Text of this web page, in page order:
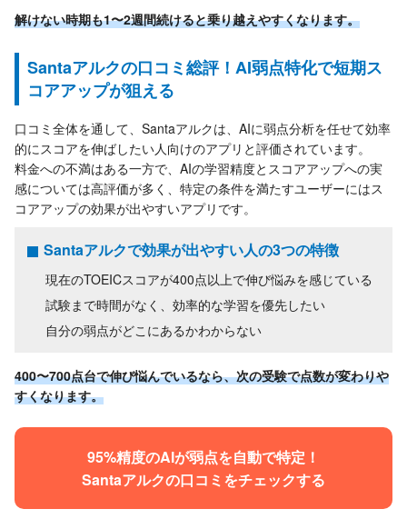
解けない時期も1〜2週間続けると乗り越えやすくなります。
Santaアルクの口コミ総評！AI弱点特化で短期ス
コアアップが狙える
口コミ全体を通して、Santaアルクは、AIに弱点分析を任せて効率
的にスコアを伸ばしたい人向けのアプリと評価されています。
料金への不満はある一方で、AIの学習精度とスコアアップへの実
感については高評価が多く、特定の条件を満たすユーザーにはス
コアアップの効果が出やすいアプリです。
Santaアルクで効果が出やすい人の3つの特徴
現在のTOEICスコアが400点以上で伸び悩みを感じている
試験まで時間がなく、効率的な学習を優先したい
自分の弱点がどこにあるかわからない
400〜700点台で伸び悩んでいるなら、次の受験で点数が変わりや
すくなります。
95%精度のAIが弱点を自動で特定！
Santaアルクの口コミをチェックする